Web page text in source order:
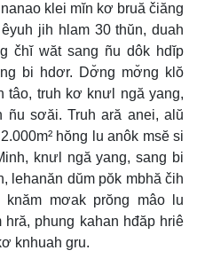
klei mĭn kơ bruă čiăng
jih hlam 30 thŭn, duah
čhĭ wăt sang ñu dôk hdĭp
bi hdơr. Dơ̆ng mơ̆ng klŏ
tâo, truh kơ knưl ngă yang,
ñu sơăi. Truh ară anei, alŭ
hŏng lu anôk msĕ si
knưl ngă yang, sang bi
lehanăn dŭm pŏk mbhă čih
mơak prŏng mâo lu
hră, phung kahan hđăp hriê
knhuah gru.